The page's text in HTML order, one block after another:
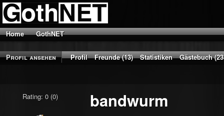
Home GothNET
Profil ansehen Profil Freunde (13) Statistiken Gästebuch
Rating: 0 (0) bandwurm